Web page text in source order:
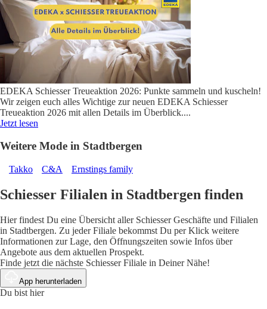
EDEKA Schiesser Treueaktion 2026: Punkte sammeln und kuscheln!
Wir zeigen euch alles Wichtige zur neuen EDEKA Schiesser
Treueaktion 2026 mit allen Details im Überblick....
Jetzt lesen
Weitere Mode in Stadtbergen
Takko C&A Ernstings family
Schiesser Filialen in Stadtbergen finden
Hier findest Du eine Übersicht aller Schiesser Geschäfte und Filialen
in Stadtbergen. Zu jeder Filiale bekommst Du per Klick weitere
Informationen zur Lage, den Öffnungszeiten sowie Infos über
Angebote aus dem aktuellen Prospekt.
Finde jetzt die nächste Schiesser Filiale in Deiner Nähe!
App herunterladen
Du bist hier